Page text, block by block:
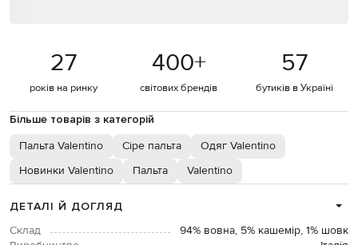
27
років на ринку
400+
світових брендів
57
бутиків в Україні
Більше товарів з категорій
Пальта Valentino Сіре пальта
Одяг Valentino
Новинки Valentino
Пальта Valentino
ДЕТАЛІ Й ДОГЛЯД
Склад
94% вовна, 5% кашемір, 1% шовк